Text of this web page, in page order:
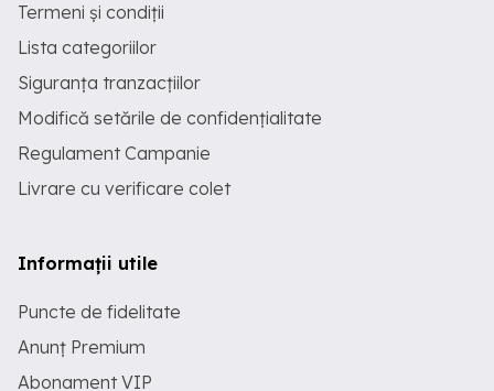
Termeni și condiții
Lista categoriilor
Siguranța tranzacțiilor
Modifică setările de confidențialitate
Regulament Campanie
Livrare cu verificare colet
Informații utile
Puncte de fidelitate
Anunț Premium
Abonament VIP